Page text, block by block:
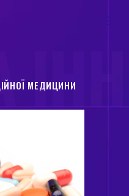
МЕДИЦИНИ